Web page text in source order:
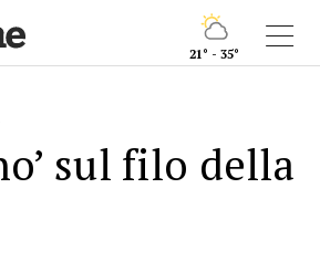
21° - 35°
sul filo della